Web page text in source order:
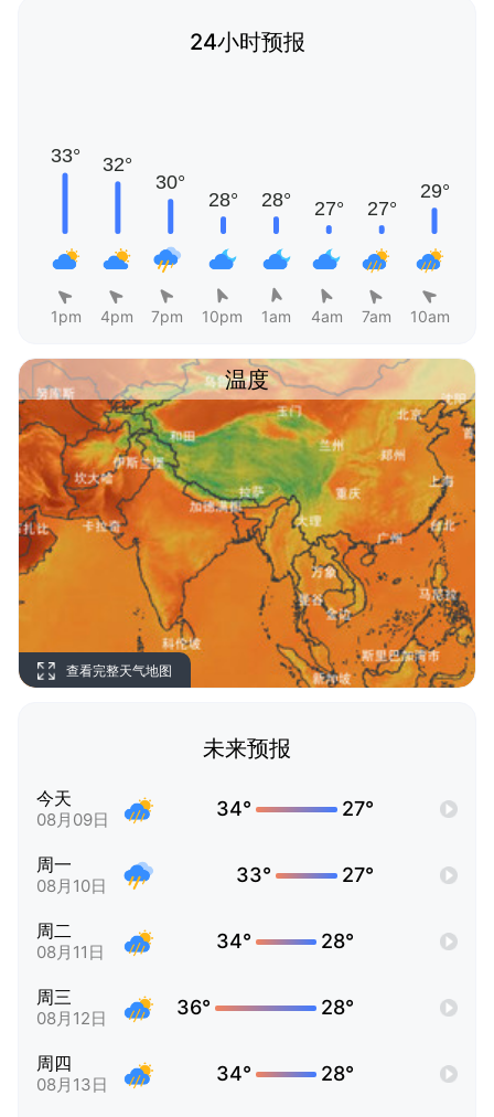
24小时预报
1pm 4pm 7pm 10pm 1am 4am 7am 10am
温度
查看完整天气地图
未来预报
今天
08月09日 34° 27°
周一
08月10日 33° 27°
周二
08月11日 34° 28°
周三
08月12日 36° 28°
周四
08月13日 34° 28°